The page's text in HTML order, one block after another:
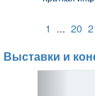
1 ... 20
Выставки и